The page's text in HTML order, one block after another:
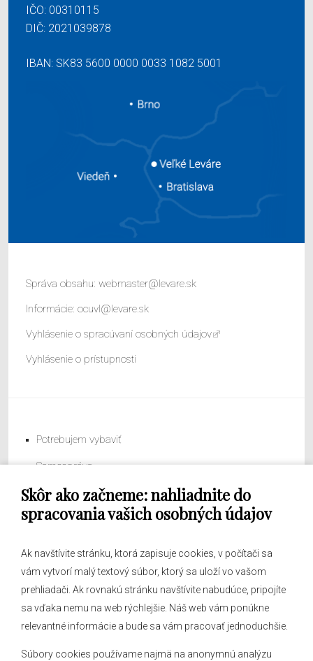
Skôr ako začneme: nahliadnite do
spracovania vašich osobných údajov
Ak navštívite stránku, ktorá zapisuje cookies, v počítači sa
vám vytvorí malý textový súbor, ktorý sa uloží vo vašom
prehliadači. Ak rovnakú stránku navštívite nabudúce, pripojíte
sa vďaka nemu na web rýchlejšie. Náš web vám ponúkne
relevantné informácie a bude sa vám pracovať jednoduchšie.
Súbory cookies používame najmä na anonymnú analýzu
IČO: 00310115
DIČ: 2021039878
IBAN: SK83 5600 0000 0033 1082 5001
Správa obsahu: webmaster@levare.sk
Informácie: ocuvl@levare.sk
Vyhlásenie o spracúvaní osobných údajov
Vyhlásenie o prístupnosti
Potrebujem vybaviť
Samospráva
Obecný úrad
O obci
Hlásenia obecného rozhlasu